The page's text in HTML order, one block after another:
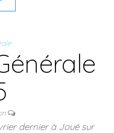
dernier à Joué sur